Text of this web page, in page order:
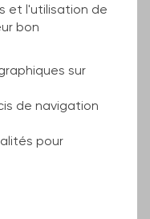
et l'utilisation de
bon
sur
de navigation
pour